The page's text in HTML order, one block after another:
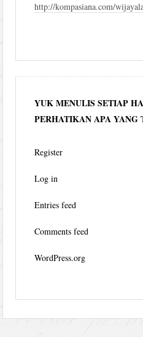
http://kompasiana.com/
YUK MENULIS SETIAP
PERHATIKAN APA YANG
Register
Log in
Entries feed
Comments feed
WordPress.org